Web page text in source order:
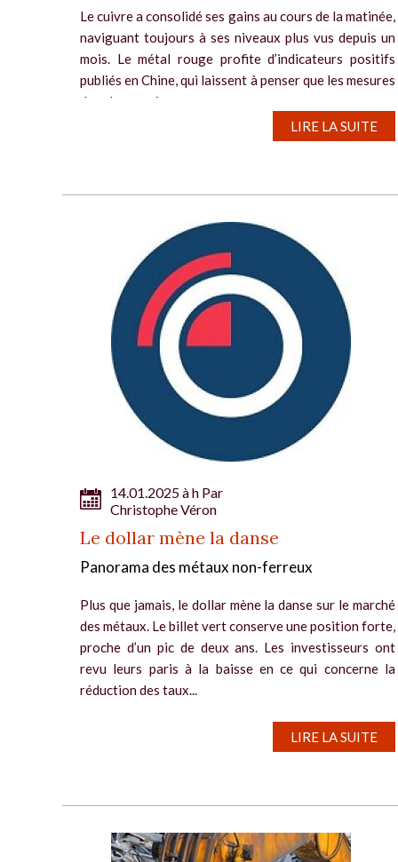
Le cuivre a consolidé ses gains au cours de la matinée,
naviguant toujours à ses niveaux plus vus depuis un
mois. Le métal rouge profite d’indicateurs positifs
publiés en Chine, qui laissent à penser que les mesures
de relance prises ces...
LIRE LA SUITE
14.01.2025 à h Par
Christophe Véron
Le dollar mène la danse
Panorama des métaux non-ferreux
Plus que jamais, le dollar mène la danse sur le marché
des métaux. Le billet vert conserve une position forte,
proche d’un pic de deux ans. Les investisseurs ont
revu leurs paris à la baisse en ce qui concerne la
réduction des taux...
LIRE LA SUITE